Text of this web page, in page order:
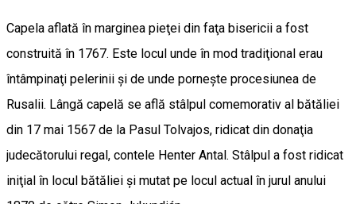
Capela aflată în marginea pieţei din faţa bisericii a fost
construită în 1767. Este locul unde în mod tradiţional erau
întâmpinaţi pelerinii şi de unde porneşte procesiunea de
Rusalii. Lângă capelă se află stâlpul comemorativ al bătăliei
din 17 mai 1567 de la Pasul Tolvajos, ridicat din donaţia
judecătorului regal, contele Henter Antal. Stâlpul a fost ridicat
iniţial în locul bătăliei şi mutat pe locul actual în jurul anului